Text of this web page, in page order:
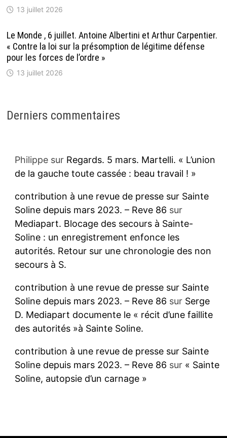
13 juillet 2026
Le Monde , 6 juillet. Antoine Albertini et Arthur Carpentier.
« Contre la loi sur la présomption de légitime défense
pour les forces de l’ordre »
13 juillet 2026
Derniers commentaires
Philippesur Regards. 5 mars. Martelli. « L’union
de la gauche toute cassée : beau travail ! »
contribution à une revue de presse sur Sainte
Soline depuis mars 2023. – Reve 86 sur
Mediapart. Blocage des secours à Sainte-
Soline : un enregistrement enfonce les
autorités. Retour sur une chronologie des non
secours à S.
contribution à une revue de presse sur Sainte
Soline depuis mars 2023. – Reve 86 sur Serge
D. Mediapart documente le « récit d’une faillite
des autorités »à Sainte Soline.
contribution à une revue de presse sur Sainte
Soline depuis mars 2023. – Reve 86 sur « Sainte
Soline, autopsie d’un carnage »